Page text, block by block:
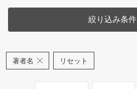
著者名 リセット
絞り込み条件